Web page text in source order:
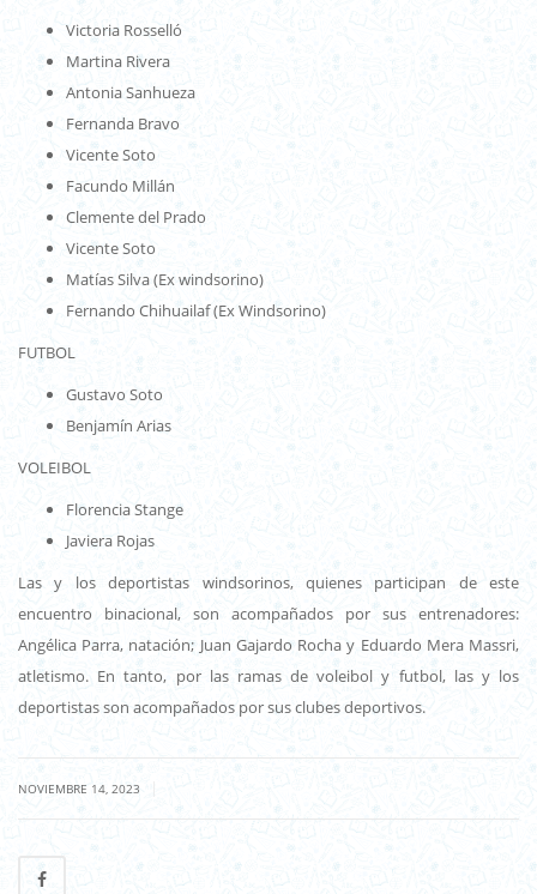
Victoria Rosselló
Martina Rivera
Antonia Sanhueza
Fernanda Bravo
Vicente Soto
Facundo Millán
Clemente del Prado
Vicente Soto
Matías Silva (Ex windsorino)
Fernando Chihuailaf (Ex Windsorino)
FUTBOL
Gustavo Soto
Benjamín Arias
VOLEIBOL
Florencia Stange
Javiera Rojas
Las y los deportistas windsorinos, quienes participan de este
encuentro binacional, son acompañados por sus entrenadores:
Angélica Parra, natación; Juan Gajardo Rocha y Eduardo Mera Massri,
atletismo. En tanto, por las ramas de voleibol y futbol, las y los
deportistas son acompañados por sus clubes deportivos.
NOVIEMBRE 14, 2023